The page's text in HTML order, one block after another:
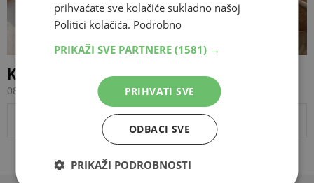
Kolači za Božić - meki i fini medenjaci
08.12.2014 21:11
PRIKAŽI JOŠ VIJESTI
prihvaćate sve kolačiće sukladno našoj
Politici kolačića. Podrobno
PRIKAŽI SVE PARTNERE (1581) →
PRIHVATI SVE
ODBACI SVE
PRIKAŽI PODROBNOSTI